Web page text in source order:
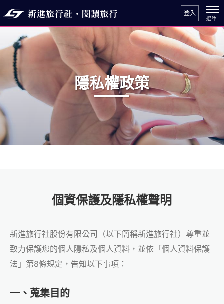
登入
隱私權政策
個資保護及隱私權聲明
新進旅行社股份有限公司（以下簡稱新進旅行社）尊重並
致力保護您的個人隱私及個人資料，並依「個人資料保護
法」第8條規定，告知以下事項：
一、蒐集目的